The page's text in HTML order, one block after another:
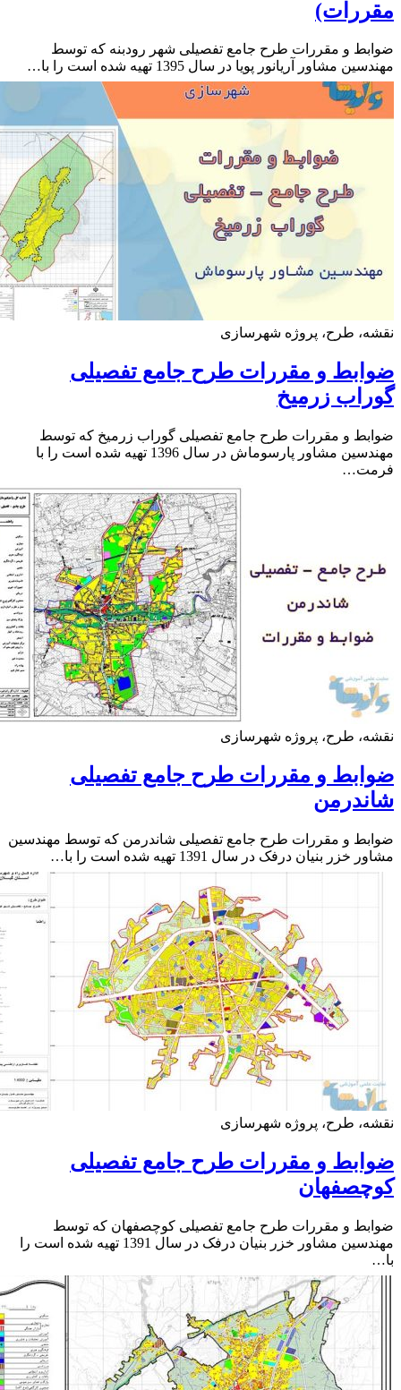
و مقررات طرح جامع تفصیلی شهر رودبنه که توسط
مشاور آریانور پویا در سال 1395 تهیه شده است را با…
طرح، پروژه شهرسازی
و مقررات طرح جامع تفصیلی
زرمیخ
و مقررات طرح جامع تفصیلی گوراب زرمیخ که توسط
مهندسین مشاور پارسوماش در سال 1396 تهیه شده است را با
طرح، پروژه شهرسازی
و مقررات طرح جامع تفصیلی
و مقررات طرح جامع تفصیلی شاندرمن که توسط مهندسین
بنیان درفک در سال 1391 تهیه شده است را با…
طرح، پروژه شهرسازی
و مقررات طرح جامع تفصیلی
و مقررات طرح جامع تفصیلی کوچصفهان که توسط
مهندسین مشاور خزر بنیان درفک در سال 1391 تهیه شده است را